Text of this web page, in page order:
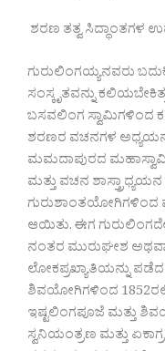
ಶರಣ ತತ್ವ ಸಿದ್ಧಾಂತಗಳ
ಗುರುಲಿಂಗಯ್ಯನವರು
ಸಂಸ್ಕೃತವನ್ನು
ಬಸವಲಿಂಗ ಸ್ವಾಮಿಗಳಿಂದ
ಶರಣರ ವಚನಗಳ
ಮಮದಾಪುರದ
ಮತ್ತು ವಚನ
ಗುರುಶಾಂತಯೋಗಿಗಳಿಂದ
ಆಯಿತು. ಈಗ
ನಂತರ ಮುರುಘೕಶ
ಲೋಕಪ್ರಖ್ಯಾತಿಯನ್ನು
ಶಿವಯೋಗಿಗಳಿಂದ
ಇಷ್ಟಲಿಂಗಪೂಜೆ ಮತ್ತು
ಸ್ವನಿಯಂತ್ರಣ ಮತ್ತು